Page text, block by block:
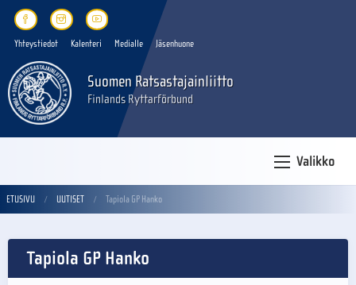
Yhteystiedot Kalenteri Medialle Jäsenhuone
Suomen Ratsastajainliitto
Finlands Ryttarförbund
Valikko
ETUSIVU UUTISET Tapiola GP Hanko
Tapiola GP Hanko